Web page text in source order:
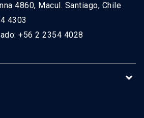
4860, Macul. Santiago, Chile
4303
+56 2 2354 4028